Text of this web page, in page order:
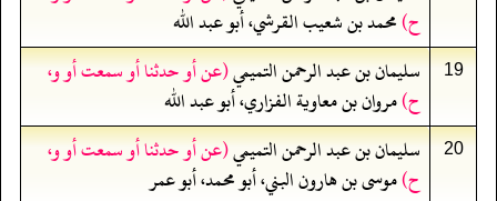
ح)محمد بن شعيب القرشي، أبو عبد الله
19 سليمان بن عبد الرحمن التميمي(عن أو حدثنا أو سمعت أو و،
ح)مروان بن معاوية الفزاري، أبو عبد الله
20 سليمان بن عبد الرحمن التميمي(عن أو حدثنا أو سمعت أو و،
ح)موسى بن هارون البني، أبو محمد، أبو عمر